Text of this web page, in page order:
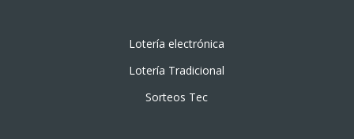
Lotería electrónica
Lotería Tradicional
Sorteos Tec